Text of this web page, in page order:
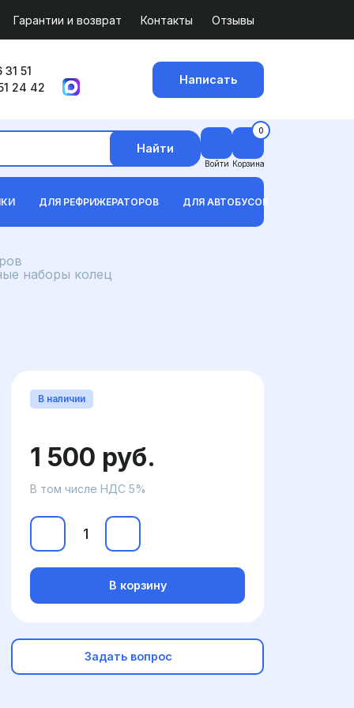
Гарантии и возврат Контакты Отзывы
51
24 42
Написать
Найти
Войти
0
Корзина
ДЛЯ РЕФРИЖЕРАТОРОВ ДЛЯ АВТОБУСОВ
наборы колец
В наличии
1 500 руб.
В том числе НДС 5%
В корзину
Задать вопрос